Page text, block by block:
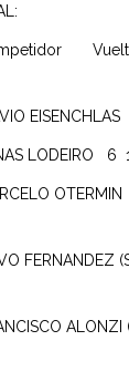
Vueltas
6
ALONZI